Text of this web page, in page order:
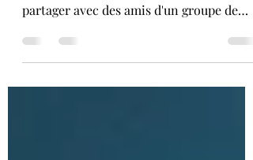
Photo de Karla Ruiz sur Unsplash #
Putain de grillon L'autre jour j'ai osé